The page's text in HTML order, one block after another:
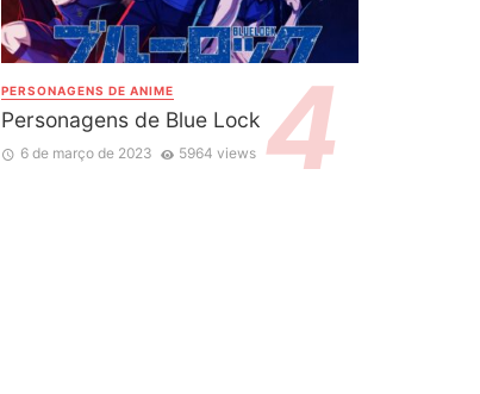
PERSONAGENS DE ANIME
Personagens de Blue Lock
6 de março de 2023 5964 views